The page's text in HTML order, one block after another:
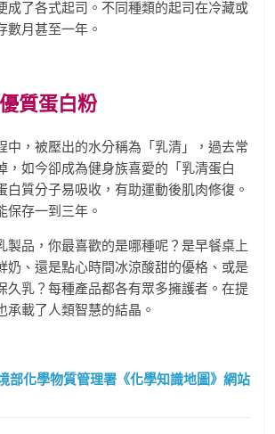
成了各式起司。不同種類的起司在冷藏或
數月甚至一年。
質蛋白粉
中，被壓出的水分稱為「乳清」，過去常
，如今卻成為健身族喜愛的「乳清蛋白
白質分子易吸收，有助運動後肌肉修復。
保存一到三年。
製品，你最喜歡的是哪種呢？是早餐桌上
奶、還是點心時間冰涼酸甜的優格、或是
久乳？每種產品都各有眾多擁護者。在提
承載了人類智慧的結晶。
部化學物質管理署《化學知識地圖》網站